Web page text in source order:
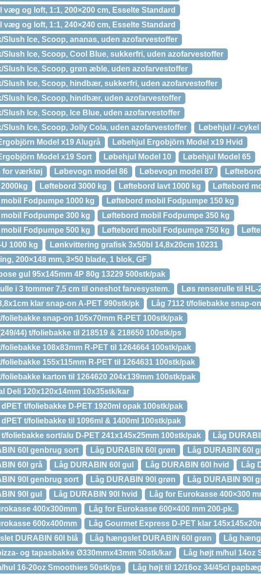
væg og loft, 1:1, 200×200 cm, Esselte Standard
væg og loft, 1:1, 240×240 cm, Esselte Standard
Ice, Scoop, ananas, uden azofarvestoffer
Ice, Scoop, Cool Blue, sukkerfri, uden azofarvestoffer
Slush Ice, Scoop, grøn æble, uden azofarvestoffer
Slush Ice, Scoop, hindbær, sukkerfri, uden azofarvestoffer
Slush Ice, Scoop, hindbær, uden azofarvestoffer
Ice, Scoop, Ice Blue, uden azofarvestoffer
Ice, Scoop, Jolly Cola, uden azofarvestoffer
Løbehjul / -cykel
Model x19 Alugrå
Løbehjul Ergobjörn Model x19 Hvid
Model x19 Sort
Løbehjul Model 10
Løbehjul Model 65
for værktøj
Løbevogn model 86 Løbevogn model 87
Løftebord 3000 kg Løftebord lavt 1000 kg
Løftebord
Fodpumpe 1000 kg
Løftebord mobil Fodpumpe 150 kg
Fodpumpe 300 kg
Løftebord mobil Fodpumpe 350 kg
Fodpumpe 500 kg
Løftebord mobil Fodpumpe 750 kg
1000 kg
Lønkvittering grafisk 3x50bl 14,8x20cm 10231
200×148 mm, 3×50 blade, 1 blok, GF
gul 95x145mm 4P 80g 13229 500stk/pak
i 3 tommer 7,5 cm til oneshot farvesystem.
Løs renserulle til HL-
klar snap-on A-PET 990stk/pk
Låg 7112 t/foliebakke snap-
foliebakke snap-on 105x70mm R-PET 100stk/pak
44) t/foliebakke til 218519 & 218650 100stk/ps
foliebakke 108x83mm R-PET til 1264664 100stk/pak
foliebakke 155x115mm R-PET til 1264631 100stk/pak
foliebakke karton til 1264620 204x139mm 100stk/pak
Deli 120x120x14mm 10x35stk/kar
dPET t/foliebakke D-PET 1920ml opak 100stk/pak
dPET t/foliebakke til 1096ml & 1400ml 100stk/pak
t/foliebakke sort/alu D-PET 241x145x25mm 100stk/pak
Låg
60l genbrug sort
Låg DURABIN 60l grøn
Låg DURABIN 60l
60l grå
Låg DURABIN 60l gul Låg DURABIN 60l hvid
Låg
90l genbrug sort
Låg DURABIN 90l grøn
Låg DURABIN 90l
90l gul
Låg DURABIN 90l hvid
Låg for Eurokasse 400×300
400x300mm
Låg for Eurokasse 600×400 mm 200-pk.
600x400mm
Låg Gourmet Express D-PET klar
DURABIN 60l blå
Låg hængslet DURABIN 60l grøn
Låg
og tapasbakke Ø330mmx43mm 50stk/kar
Låg højt m/hul 14oz
hul 16-20oz Smoothies 50stk/ps
Låg højt til 12/16oz 34/45cl